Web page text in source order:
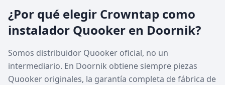
¿Por qué elegir Crowntap como
instalador Quooker en Doornik?
Somos distribuidor Quooker oficial, no un
intermediario. En Doornik obtiene siempre piezas
Quooker originales, la garantía completa de fábrica de